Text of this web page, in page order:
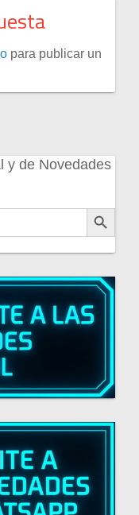
para publicar un
y de Novedades
Botón de búsqueda